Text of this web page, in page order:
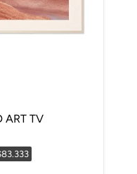
ART TV